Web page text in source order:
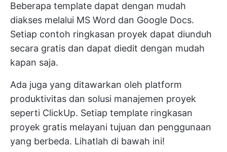
Beberapa template dapat dengan mudah
diakses melalui MS Word dan Google Docs.
Setiap contoh ringkasan proyek dapat diunduh
secara gratis dan dapat diedit dengan mudah
kapan saja.
Ada juga yang ditawarkan oleh platform
produktivitas dan solusi manajemen proyek
seperti ClickUp. Setiap template ringkasan
proyek gratis melayani tujuan dan penggunaan
yang berbeda. Lihatlah di bawah ini!